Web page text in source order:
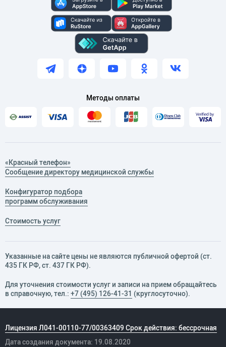
Методы оплаты
«Красный телефон»
Сообщение директору медицинской службы
Конфигуратор подбора
программ обслуживания
Стоимость услуг
Указанные на сайте цены не являются публичной офертой (ст.
435 ГК РФ, cт. 437 ГК РФ).
Для уточнения стоимости услуг и записи на прием обращайтесь
в справочную, тел.: +7 (495) 126-41-31 (круглосуточно).
Лицензия Л041-00110-77/00363409 Срок действия: бессрочная
Дата создания документа: 19.08.2020